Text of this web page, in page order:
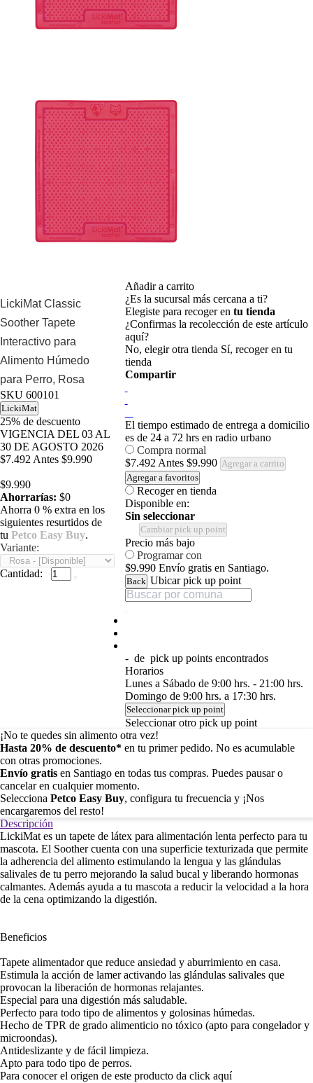
LickiMat Classic
Soother Tapete
Interactivo para
Alimento Húmedo
para Perro, Rosa
SKU 600101
LickiMat
25% de descuento
VIGENCIA DEL 03 AL
30 DE AGOSTO 2026
$7.492 Antes $9.990
$9.990
Ahorrarías: $0
Ahorra 0 % extra en los
siguientes resurtidos de
tu Petco Easy Buy.
Variante:
Cantidad:
Añadir a carrito
¿Es la sucursal más cercana a ti?
Elegiste para recoger en tu tienda
¿Confirmas la recolección de este artículo
aquí?
No, elegir otra tienda Sí, recoger en tu
tienda
Compartir
El tiempo estimado de entrega a domicilio
es de 24 a 72 hrs en radio urbano
Compra normal
$7.492 Antes $9.990 Agregar a carrito
Agregar a favoritos
Recoger en tienda
Disponible en:
Sin seleccionar
Cambiar pick up point
Precio más bajo
Programar con
$9.990 Envío gratis en Santiago.
Back Ubicar pick up point
- de pick up points encontrados
Horarios
Lunes a Sábado de 9:00 hrs. - 21:00 hrs.
Domingo de 9:00 hrs. a 17:30 hrs.
Seleccionar pick up point
Seleccionar otro pick up point
¡No te quedes sin alimento otra vez!
Hasta 20% de descuento* en tu primer pedido. No es acumulable
con otras promociones.
Envío gratis en Santiago en todas tus compras. Puedes pausar o
cancelar en cualquier momento.
Selecciona Petco Easy Buy, configura tu frecuencia y ¡Nos
encargaremos del resto!
Descripción
LickiMat es un tapete de látex para alimentación lenta perfecto para tu
mascota. El Soother cuenta con una superficie texturizada que permite
la adherencia del alimento estimulando la lengua y las glándulas
salivales de tu perro mejorando la salud bucal y liberando hormonas
calmantes. Además ayuda a tu mascota a reducir la velocidad a la hora
de la cena optimizando la digestión.
Beneficios
Tapete alimentador que reduce ansiedad y aburrimiento en casa.
Estimula la acción de lamer activando las glándulas salivales que
provocan la liberación de hormonas relajantes.
Especial para una digestión más saludable.
Perfecto para todo tipo de alimentos y golosinas húmedas.
Hecho de TPR de grado alimenticio no tóxico (apto para congelador y
microondas).
Antideslizante y de fácil limpieza.
Apto para todo tipo de perros.
Para conocer el origen de este producto da click aquí